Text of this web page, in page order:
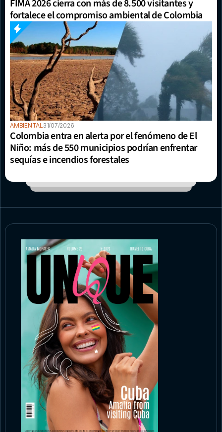
FIMA 2026 cierra con más de 8.500 visitantes y
fortalece el compromiso ambiental de Colombia
AMBIENTAL 31/07/2026
Colombia entra en alerta por el fenómeno de El
Niño: más de 550 municipios podrían enfrentar
sequías e incendios forestales